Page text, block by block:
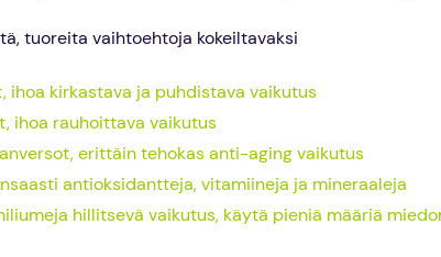
tuoreita vaihtoehtoja kokeiltavaksi
ihoa kirkastava ja puhdistava vaikutus
ihoa rauhoittava vaikutus
erittäin tehokas anti-aging vaikutus
antioksidantteja, vitamiineja ja mineraaleja
hillitsevä vaikutus, käytä pieniä määriä